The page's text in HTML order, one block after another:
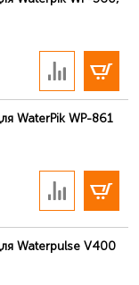
WaterPik WP-861
Waterpulse V400